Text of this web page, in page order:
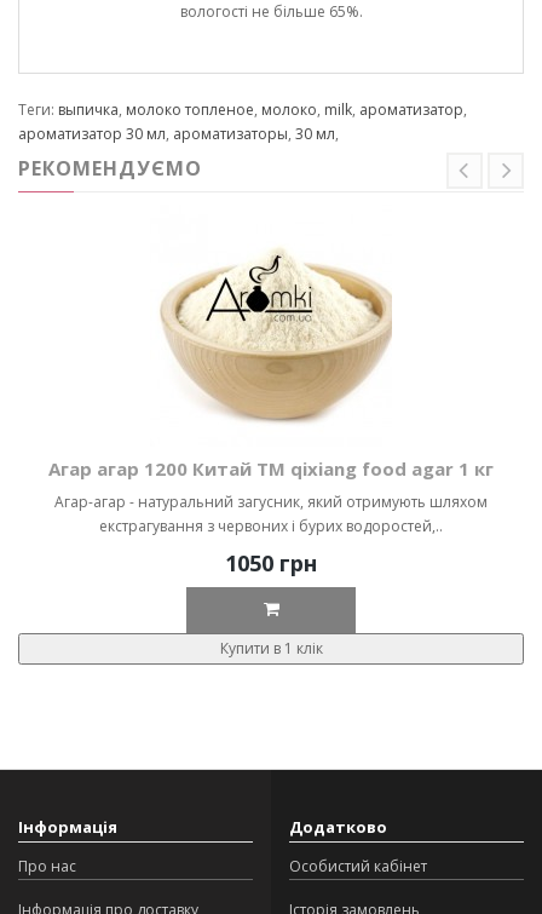
вологості не більше 65%.
Теги: выпичка, молоко топленое, молоко, milk, ароматизатор,
ароматизатор 30 мл, ароматизаторы, 30 мл,
РЕКОМЕНДУЄМО
Агар агар 1200 Китай ТМ qixiang food agar 1 кг
Агар-агар - натуральний загусник, який отримують шляхом
екстрагування з червоних і бурих водоростей,..
1050 грн
Купити в 1 клік
Інформація
Про нас
Додатково
Особистий кабінет